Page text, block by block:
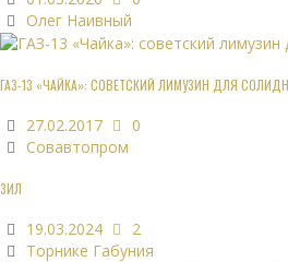
Олег Наивный
ГАЗ-13 «ЧАЙКА»: СОВЕТСКИЙ ЛИМУЗИН ДЛЯ
27.02.2017
0
Совавтопром
ЗИЛ
19.03.2024
2
Торнике Габуния